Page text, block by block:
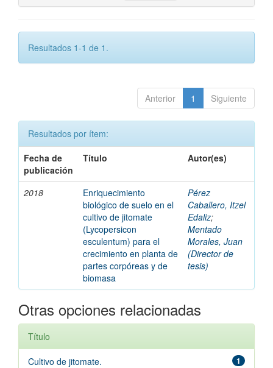
Resultados 1-1 de 1.
Anterior 1 Siguiente
Resultados por ítem:
Fecha de
publicación
Título Autor(es)
2018
Enriquecimiento
biológico de suelo en el
cultivo de jitomate
(Lycopersicon
esculentum) para el
crecimiento en planta de
partes corpóreas y de
biomasa
Pérez
Caballero, Itzel
Edaliz;
Mentado
Morales, Juan
(Director de
tesis)
Otras opciones relacionadas
Título
1
Cultivo de jitomate.